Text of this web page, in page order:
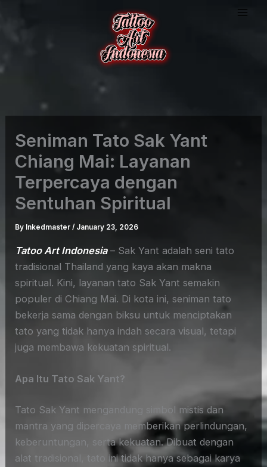
Seniman Tato Sak Yant
Chiang Mai: Layanan
Terpercaya dengan
Sentuhan Spiritual
By Inkedmaster/ January 23, 2026
Tatoo Art Indonesia– Sak Yant adalah seni tato
tradisional Thailand yang kaya akan makna
spiritual. Kini, layanan tato Sak Yant semakin
populer di Chiang Mai. Di kota ini, seniman tato
bekerja sama dengan biksu untuk menciptakan
tato yang tidak hanya indah secara visual, tetapi
juga membawa kekuatan spiritual.
Apa Itu Tato Sak Yant?
Tato Sak Yant mengandung simbol mistis dan
mantra yang dipercaya memberikan perlindungan,
keberuntungan, serta kekuatan. Dibuat dengan
alat tradisional, tato ini tidak hanya sebagai karya